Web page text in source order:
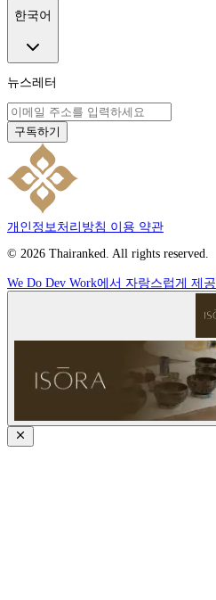
한국어
뉴스레터
구독하기
개인정보처리방침 이용 약관
© 2026 Thairanked. All rights reserved.
We Do Dev Work에서 자랑스럽게 제공